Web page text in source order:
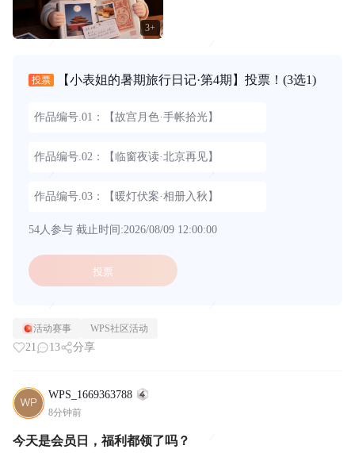
3+
投票 【小表姐的暑期旅行日记·第4期】投票！ (3选1)
作品编号.01：【故宫月色·手帐拾光】
作品编号.02：【临窗夜读·北京再见】
作品编号.03：【暖灯伏案·相册入秋】
54人参与 截止时间:2026/08/09 12:00:00
投票
活动赛事 WPS社区活动
21 13 分享
WPS_1669363788
8分钟前
今天是会员日，福利都领了吗？